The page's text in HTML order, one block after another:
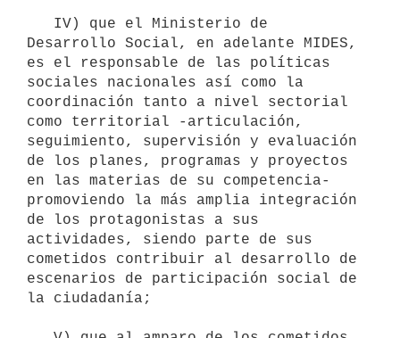
Desarrollo Social, en adelante MIDES,
es el responsable de las políticas
sociales nacionales así como la
coordinación tanto a nivel sectorial
como territorial -articulación,
seguimiento, supervisión y evaluación
de los planes, programas y proyectos
en las materias de su competencia-
promoviendo la más amplia integración
de los protagonistas a sus
actividades, siendo parte de sus
cometidos contribuir al desarrollo de
escenarios de participación social de
la ciudadanía;